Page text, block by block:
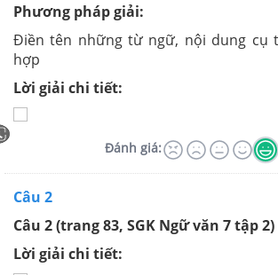
Phương pháp giải:
Điền tên những từ ngữ, nội dung cụ
hợp
Lời giải chi tiết:
Đánh giá:
Câu 2
Câu 2 (trang 83, SGK Ngữ văn 7 tập 2)
Lời giải chi tiết: